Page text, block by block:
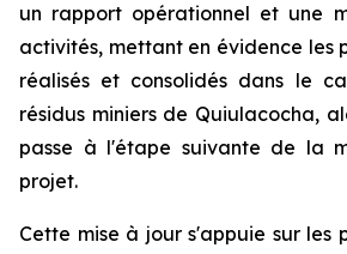
un rapport opérationnel et une
activités, mettant en évidence les
réalisés et consolidés dans le
résidus miniers de Quiulacocha,
passe à l'étape suivante de la
projet.
Cette mise à jour s'appuie sur les